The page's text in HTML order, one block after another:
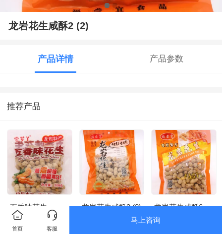
龙岩花生咸酥2 (2)
产品详情 产品参数
推荐产品
五香味花生 龙岩花生咸酥2 (2) 龙岩花生咸酥6
首页 客服
马上咨询